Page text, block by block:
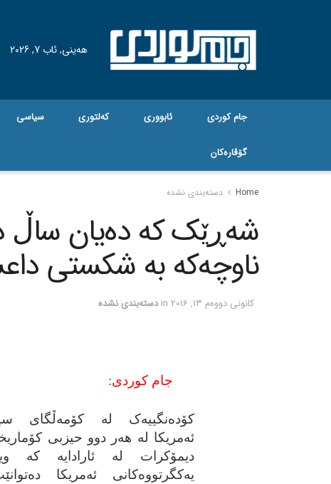
هه‌ینی, ئاب 7, 2026
جام کوردی ئابووری کەلتوری سیاسی
گۆڤاره‌کان
Home دسته‌بندی نشده
شه‌ڕێک که‌ ده‌یان ساڵ
ناوچه‌که‌ به‌ شکستی
كانونی دووه‌م 13, 2016 in دسته‌بندی نشده
جام کوردی:
کۆده‌نگییه‌ک له‌ کۆمه‌ڵگای
ئه‌مریکا له‌ هه‌ر دوو حیزبی
دیمۆکرات له‌ ئارادایه‌ که‌
یه‌کگرتووه‌کانی ئه‌مریکا